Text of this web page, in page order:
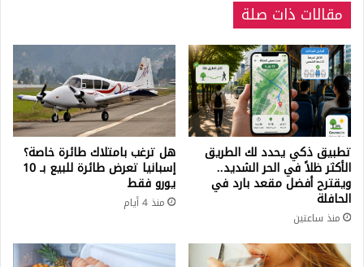
مقالات ذات صلة
تطبيق ذكي يحدد لك الطريق
الأكثر ظلاً في الحر الشديد..
ويقترح أفضل مقعد بارد في
الحافلة
منذ ساعتين
هل ترغب بامتلاك طائرة خاصة؟
إسبانيا تعرض طائرة للبيع بـ 10
يورو فقط
منذ 4 أيام